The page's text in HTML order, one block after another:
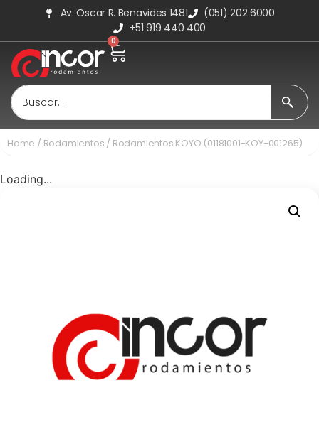
Av. Oscar R. Benavides 1481
(051) 202 6000
+51 919 440 400
0
Home / Rodamientos / Rodamientos KOYO (01181001-KOY-001265)
Loading...